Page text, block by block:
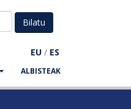
EU / ES
ALBISTEAK